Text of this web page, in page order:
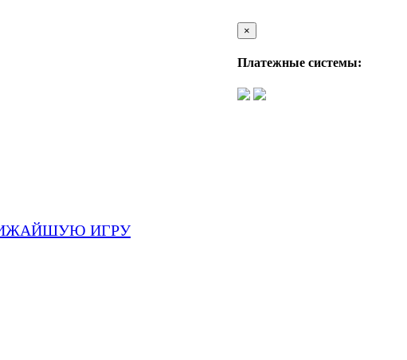
×
Платежные системы:
ИГРУ